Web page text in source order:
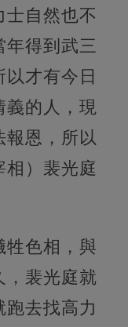
士自然也不
年得到武三
才有今日
義的人，現
報恩，所以
相）裴光庭
牲色相，與
，裴光庭就
去找高力